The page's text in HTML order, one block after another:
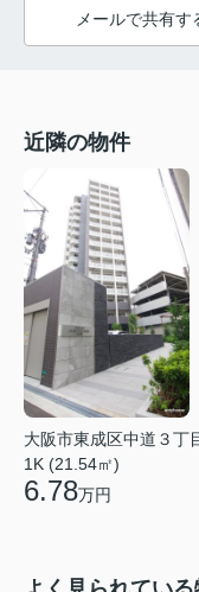
メールで共有す
近隣の物件
大阪市東成区中道３丁
1K (21.54㎡)
6.78万円